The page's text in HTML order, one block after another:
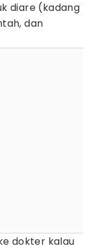
diare (kadang
dan
dokter kalau